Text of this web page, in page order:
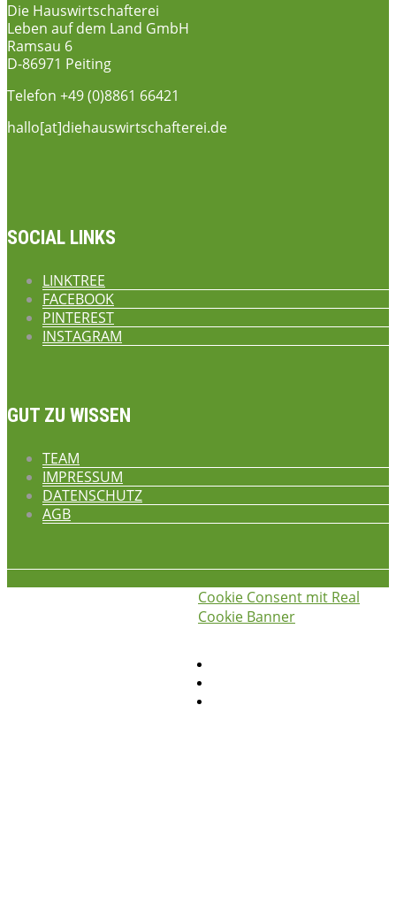
Die Hauswirtschafterei
Leben auf dem Land GmbH
Ramsau 6
D-86971 Peiting
Telefon +49 (0)8861 66421
hallo[at]diehauswirtschafterei.de
SOCIAL LINKS
LINKTREE
FACEBOOK
PINTEREST
INSTAGRAM
GUT ZU WISSEN
TEAM
IMPRESSUM
DATENSCHUTZ
AGB
Cookie Consent mit Real
Cookie Banner